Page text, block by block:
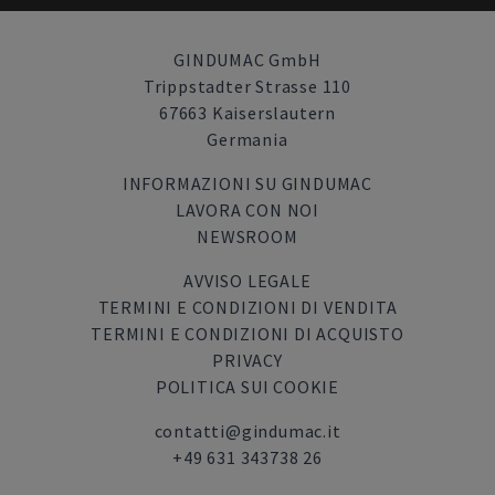
GINDUMAC GmbH
Trippstadter Strasse 110
67663 Kaiserslautern
Germania
INFORMAZIONI SU GINDUMAC
LAVORA CON NOI
NEWSROOM
AVVISO LEGALE
TERMINI E CONDIZIONI DI VENDITA
TERMINI E CONDIZIONI DI ACQUISTO
PRIVACY
POLITICA SUI COOKIE
contatti@gindumac.it
+49 631 343738 26